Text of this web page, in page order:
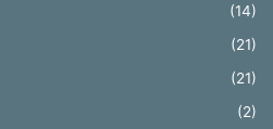
(14)
(21)
(21)
(2)